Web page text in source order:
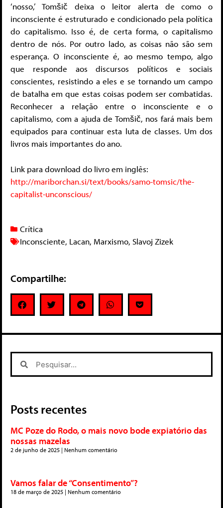
‘nosso,’ Tomšič deixa o leitor alerta de como o
inconsciente é estruturado e condicionado pela política
do capitalismo. Isso é, de certa forma, o capitalismo
dentro de nós. Por outro lado, as coisas não são sem
esperança. O inconsciente é, ao mesmo tempo, algo
que responde aos discursos políticos e sociais
conscientes, resistindo a eles e se tornando um campo
de batalha em que estas coisas podem ser combatidas.
Reconhecer a relação entre o inconsciente e o
capitalismo, com a ajuda de Tomšič, nos fará mais bem
equipados para continuar esta luta de classes. Um dos
livros mais importantes do ano.
Link para download do livro em inglês:
http://mariborchan.si/text/books/samo-tomsic/the-
capitalist-unconscious/
Crítica
Inconsciente, Lacan, Marxismo, Slavoj Zizek
Compartilhe:
Posts recentes
MC Poze do Rodo, o mais novo bode expiatório das
nossas mazelas
2 de junho de 2025 Nenhum comentário
Vamos falar de “Consentimento”?
18 de março de 2025 Nenhum comentário